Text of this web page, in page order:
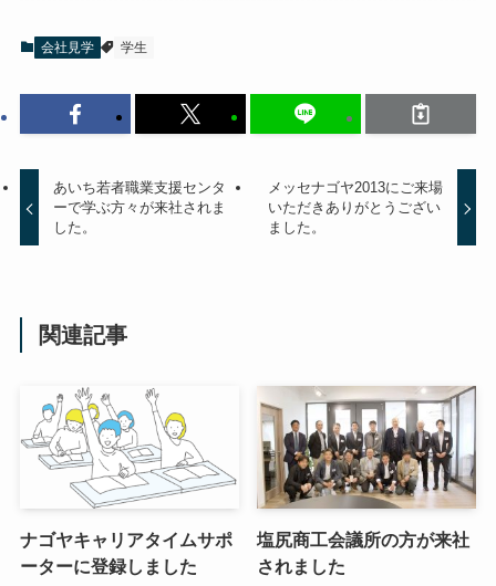
会社見学 学生
あいち若者職業支援センタ
ーで学ぶ方々が来社されま
した。
メッセナゴヤ2013にご来場
いただきありがとうござい
ました。
関連記事
ナゴヤキャリアタイムサポ
ーターに登録しました
塩尻商工会議所の方が来社
されました